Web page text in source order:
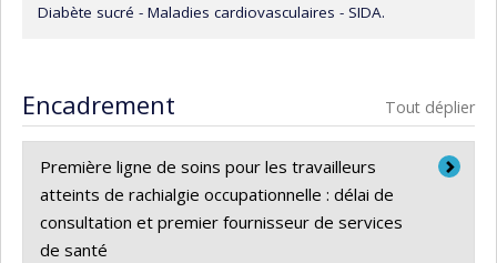
Diabète sucré - Maladies cardiovasculaires - SIDA.
Encadrement Tout déplier
Première ligne de soins pour les travailleurs
atteints de rachialgie occupationnelle : délai de
consultation et premier fournisseur de services
de santé